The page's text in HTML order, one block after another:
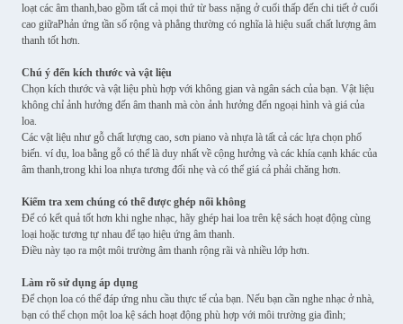
loạt các âm thanh,bao gồm tất cả mọi thứ từ bass nặng ở cuối thấp đến chi tiết ở cuối
cao giữaPhản ứng tần số rộng và phẳng thường có nghĩa là hiệu suất chất lượng âm
thanh tốt hơn.
Chú ý đến kích thước và vật liệu
Chọn kích thước và vật liệu phù hợp với không gian và ngân sách của bạn. Vật liệu
không chỉ ảnh hưởng đến âm thanh mà còn ảnh hưởng đến ngoại hình và giá của
loa.
Các vật liệu như gỗ chất lượng cao, sơn piano và nhựa là tất cả các lựa chọn phổ
biến. ví dụ, loa bằng gỗ có thể là duy nhất về cộng hưởng và các khía cạnh khác của
âm thanh,trong khi loa nhựa tương đối nhẹ và có thể giá cả phải chăng hơn.
Kiểm tra xem chúng có thể được ghép nối không
Để có kết quả tốt hơn khi nghe nhạc, hãy ghép hai loa trên kệ sách hoạt động cùng
loại hoặc tương tự nhau để tạo hiệu ứng âm thanh.
Điều này tạo ra một môi trường âm thanh rộng rãi và nhiều lớp hơn.
Làm rõ sử dụng áp dụng
Để chọn loa có thể đáp ứng nhu cầu thực tế của bạn. Nếu bạn cần nghe nhạc ở nhà,
bạn có thể chọn một loa kệ sách hoạt động phù hợp với môi trường gia đình;